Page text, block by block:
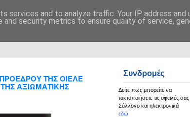
Συνδρομές
Δείτε πως μπορείτε να
τακτοποιήσετε τις οφειλές
Σύλλογο και ηλεκτρονικά
εδώ
ΤΗΣ ΟΙΕΛΕ
ΑΞΙΩΜΑΤΙΚΗΣ
services and to analyze traffic. Your IP address and
and security metrics to ensure quality of service,